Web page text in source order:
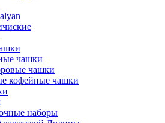
чашки
чашки
кофейные чашки
наборы